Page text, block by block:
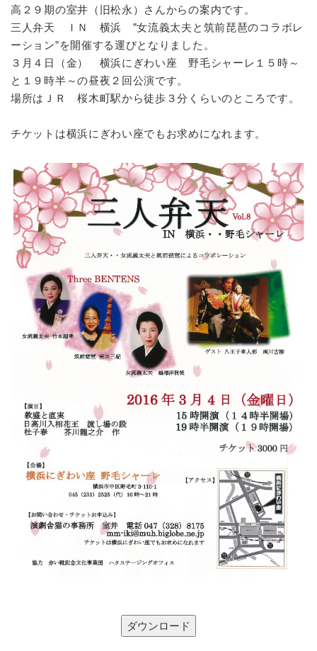
高２９期の室井（旧松永）さんからの案内です。
三人弁天 ＩＮ 横浜 ”女流義太夫と筑前琵琶のコラボレ
ーション”を開催する運びとなりました。
３月４日（金） 横浜にぎわい座 野毛シャーレ１５時～
と１９時半～の昼夜２回公演です。
場所はＪＲ 桜木町駅から徒歩３分くらいのところです。
チケットは横浜にぎわい座でもお求めになれます。